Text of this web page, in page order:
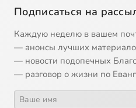
Подписаться на
Каждую неделю в вашем
— анонсы лучших
— новости подопечных
— разговор о жизни по